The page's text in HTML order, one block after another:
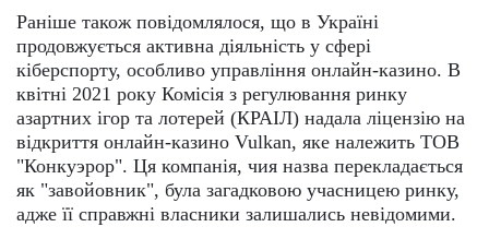
Раніше також повідомлялося, що в Україні
продовжується активна діяльність у сфері
кіберспорту, особливо управління онлайн-казино. В
квітні 2021 року Комісія з регулювання ринку
азартних ігор та лотерей (КРАІЛ) надала ліцензію на
відкриття онлайн-казино Vulkan, яке належить ТОВ
"Конкуэрор". Ця компанія, чия назва перекладається
як "завойовник", була загадковою учасницею ринку,
адже її справжні власники залишались невідомими.